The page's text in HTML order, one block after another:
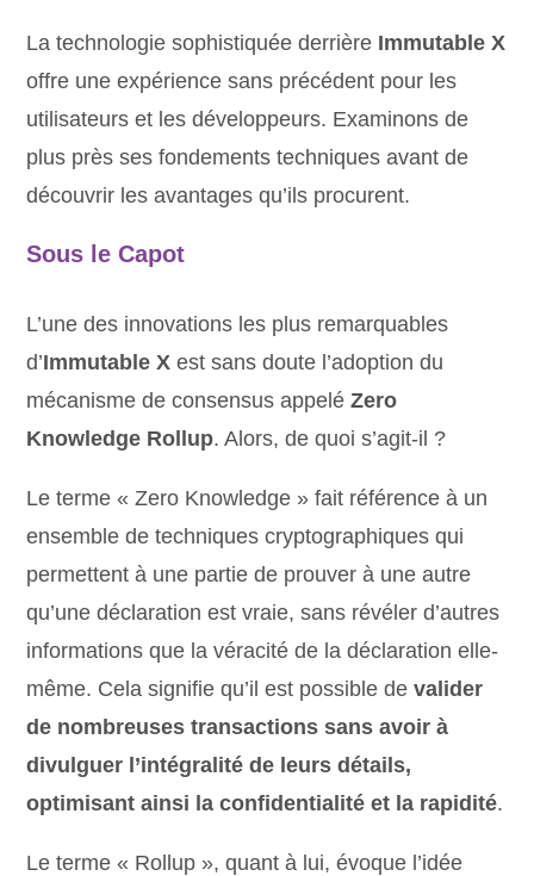
La technologie sophistiquée derrière Immutable X
offre une expérience sans précédent pour les
utilisateurs et les développeurs. Examinons de
plus près ses fondements techniques avant de
découvrir les avantages qu’ils procurent.
Sous le Capot
L’une des innovations les plus remarquables
d’Immutable X est sans doute l’adoption du
mécanisme de consensus appeléZero
Knowledge Rollup. Alors, de quoi s’agit-il ?
Le terme « Zero Knowledge » fait référence à un
ensemble de techniques cryptographiques qui
permettent à une partie de prouver à une autre
qu’une déclaration est vraie, sans révéler d’autres
informations que la véracité de la déclaration elle-
même. Cela signifie qu’il est possible devalider
de nombreuses transactions sans avoir à
divulguer l’intégralité de leurs détails,
optimisant ainsi la confidentialité et la rapidité.
Le terme « Rollup », quant à lui, évoque l’idée